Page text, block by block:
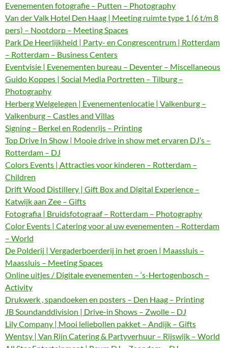
Evenementen fotografie – Putten – Photography
Van der Valk Hotel Den Haag | Meeting ruimte type 1 (6 t/m 8
pers) – Nootdorp – Meeting Spaces
Park De Heerlijkheid | Party- en Congrescentrum | Rotterdam
– Rotterdam – Business Centers
Eventvisie | Evenementen bureau – Deventer – Miscellaneous
Guido Koppes | Social Media Portretten – Tilburg –
Photography
Herberg Welgelegen | Evenementenlocatie | Valkenburg –
Valkenburg – Castles and Villas
Signing – Berkel en Rodenrijs – Printing
Top Drive In Show | Mooie drive in show met ervaren DJ’s –
Rotterdam – DJ
Colors Events | Attracties voor kinderen – Rotterdam –
Children
Drift Wood Distillery | Gift Box and Digital Experience –
Katwijk aan Zee – Gifts
Fotografia | Bruidsfotograaf – Rotterdam – Photography
Color Events | Catering voor al uw evenementen – Rotterdam
– World
De Polderij | Vergaderboerderij in het groen | Maassluis –
Maassluis – Meeting Spaces
Online uitjes / Digitale evenementen – ‘s-Hertogenbosch –
Activity
Drukwerk , spandoeken en posters – Den Haag – Printing
JB Soundanddivision | Drive-in Shows – Zwolle – DJ
Lily Company | Mooi leliebollen pakket – Andijk – Gifts
Wentsy | Van Rijn Catering & Partyverhuur – Rijswijk – World